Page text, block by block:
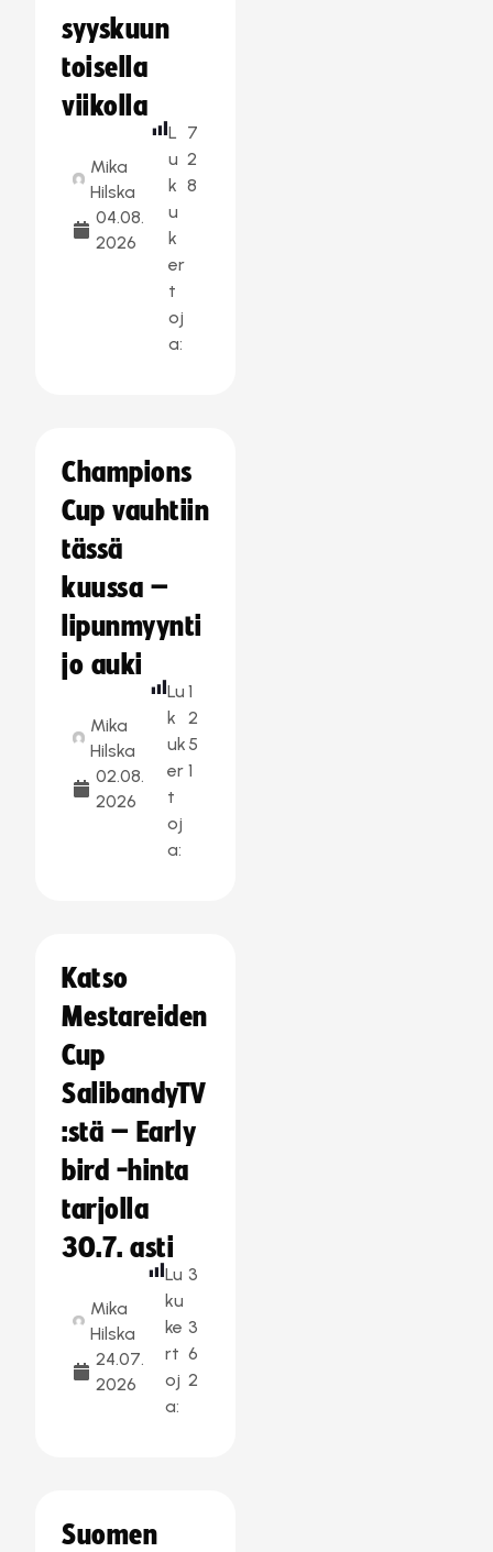
syyskuun
toisella
viikolla
Mika
Hilska
04.08.
2026
L
u
k
u
k
er
t
oj
a:
7
2
8
Champions
Cup vauhtiin
tässä
kuussa –
lipunmyynti
jo auki
Mika
Hilska
02.08.
2026
Lu
k
uk
er
t
oj
a:
1
2
5
1
Katso
Mestareiden
Cup
SalibandyTV
:stä – Early
bird -hinta
tarjolla
30.7. asti
Mika
Hilska
24.07.
2026
Lu
ku
ke
rt
oj
a:
3
3
6
2
Suomen